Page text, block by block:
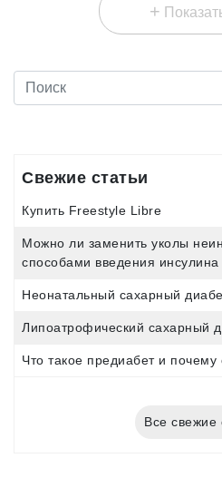
+
Свежие статьи
Купить Freestyle Libre
Можно ли заменить уколы
способами введения
Неонатальный сахарный
Липоатрофический сахарный
Что такое предиабет и почему
Все свежие